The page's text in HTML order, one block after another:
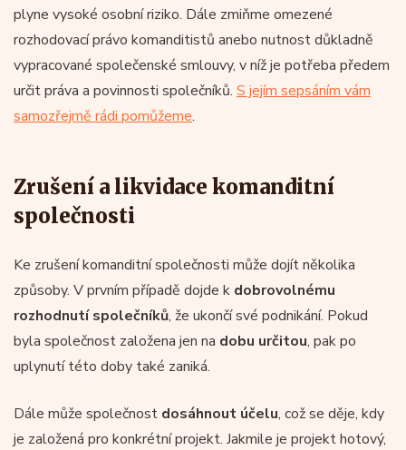
plyne vysoké osobní riziko. Dále zmiňme omezené
rozhodovací právo komanditistů anebo nutnost důkladně
vypracované společenské smlouvy, v níž je potřeba předem
určit práva a povinnosti společníků. S jejím sepsáním vám
samozřejmě rádi pomůžeme.
Zrušení a likvidace komanditní
společnosti
Ke zrušení komanditní společnosti může dojít několika
způsoby. V prvním případě dojde k dobrovolnému
rozhodnutí společníků, že ukončí své podnikání. Pokud
byla společnost založena jen na dobu určitou, pak po
uplynutí této doby také zaniká.
Dále může společnost dosáhnout účelu, což se děje, kdy
je založená pro konkrétní projekt. Jakmile je projekt hotový,